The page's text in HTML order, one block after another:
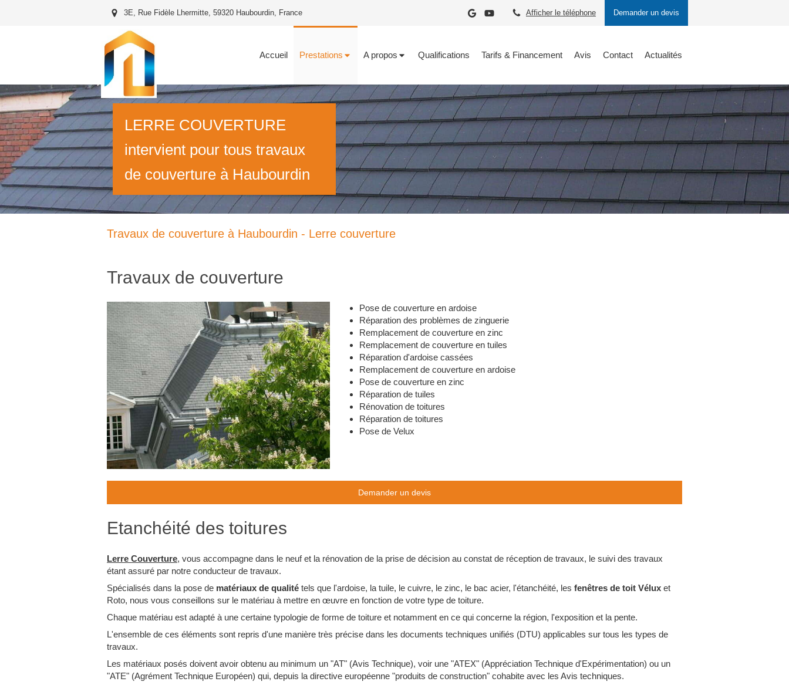
3E, Rue Fidèle Lhermitte, 59320 Haubourdin, France Demander un devis
Afficher le téléphone
Accueil Prestations A propos Qualifications Tarifs & Financement Avis Contact Actualités
LERRE COUVERTURE
intervient pour tous travaux
de couverture à Haubourdin
Travaux de couverture à Haubourdin - Lerre couverture
Travaux de couverture
Pose de couverture en ardoise
Réparation des problèmes de zinguerie
Remplacement de couverture en zinc
Remplacement de couverture en tuiles
Réparation d'ardoise cassées
Remplacement de couverture en ardoise
Pose de couverture en zinc
Réparation de tuiles
Rénovation de toitures
Réparation de toitures
Pose de Velux
Demander un devis
Etanchéité des toitures
Lerre Couverture, vous accompagne dans le neuf et la rénovation de la prise de décision au constat de réception de travaux, le suivi des travaux
étant assuré par notre conducteur de travaux.
Spécialisés dans la pose de matériaux de qualité tels que l'ardoise, la tuile, le cuivre, le zinc, le bac acier, l'étanchéité, les fenêtres de toit Vélux et
Roto, nous vous conseillons sur le matériau à mettre en œuvre en fonction de votre type de toiture.
Chaque matériau est adapté à une certaine typologie de forme de toiture et notamment en ce qui concerne la région, l'exposition et la pente.
L'ensemble de ces éléments sont repris d'une manière très précise dans les documents techniques unifiés (DTU) applicables sur tous les types de
travaux.
Les matériaux posés doivent avoir obtenu au minimum un "AT" (Avis Technique), voir une "ATEX" (Appréciation Technique d'Expérimentation) ou un
"ATE" (Agrément Technique Européen) qui, depuis la directive européenne "produits de construction" cohabite avec les Avis techniques.